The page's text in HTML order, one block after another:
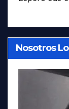
Nosotros